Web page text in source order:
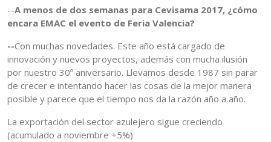
--A menos de dos semanas para Cevisama 2017, ¿cómo
encara EMAC el evento de Feria Valencia?
--Con muchas novedades. Este año está cargado de
innovación y nuevos proyectos, además con mucha ilusión
por nuestro 30º aniversario. Llevamos desde 1987 sin parar
de crecer e intentando hacer las cosas de la mejor manera
posible y parece que el tiempo nos da la razón año a año.
La exportación del sector azulejero sigue creciendo
(acumulado a noviembre +5%)